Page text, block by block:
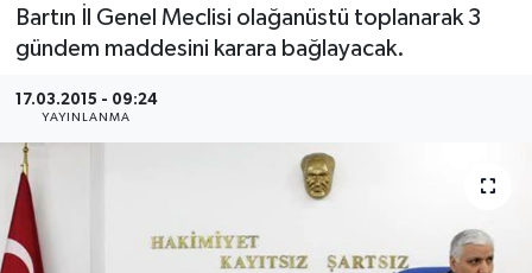
Bartın İl Genel Meclisi olağanüstü toplanarak 3
gündem maddesini karara bağlayacak.
17.03.2015 - 09:24
YAYINLANMA
Medya
Sağlık